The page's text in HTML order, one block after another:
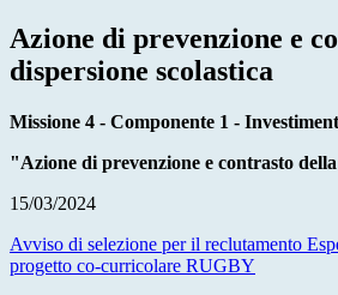
Azione di prevenzione e
dispersione scolastica
Missione 4 - Componente 1 -
"Azione di prevenzione e contrasto
15/03/2024
Avviso di selezione per il reclutamento
progetto co-curricolare RUGBY